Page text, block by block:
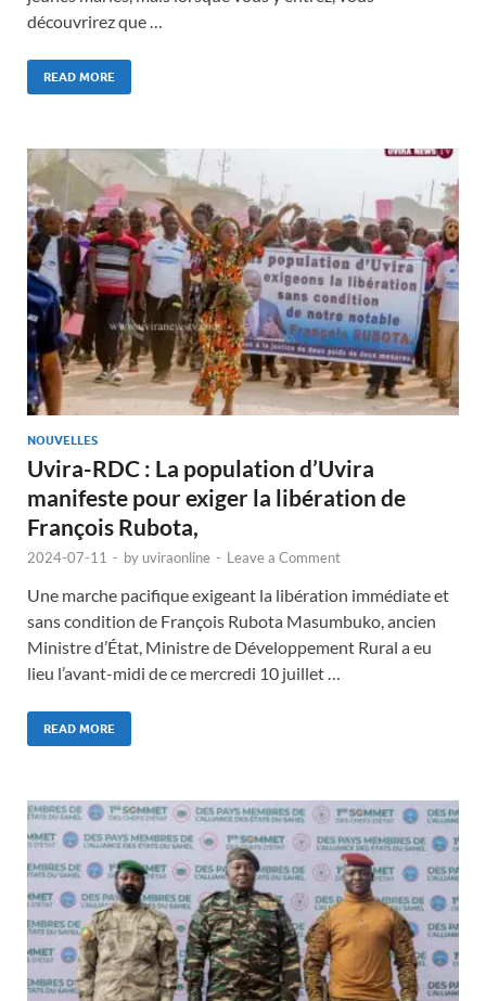
découvrirez que …
READ MORE
NOUVELLES
Uvira-RDC : La population d’Uvira
manifeste pour exiger la libération de
François Rubota,
2024-07-11 - byuviraonline - Leave a Comment
Une marche pacifique exigeant la libération immédiate et
sans condition de François Rubota Masumbuko, ancien
Ministre d’État, Ministre de Développement Rural a eu
lieu l’avant-midi de ce mercredi 10 juillet …
READ MORE